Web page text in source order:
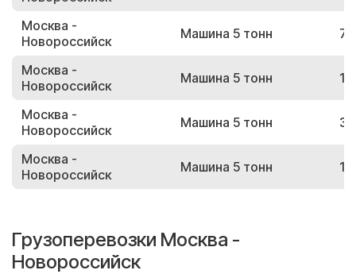
Москва -
Новороссийск
Машина 5 тонн
Москва -
Новороссийск
Машина 5 тонн
Москва -
Новороссийск
Машина 5 тонн
Москва -
Новороссийск
Машина 5 тонн
Грузоперевозки Москва -
Новороссийск